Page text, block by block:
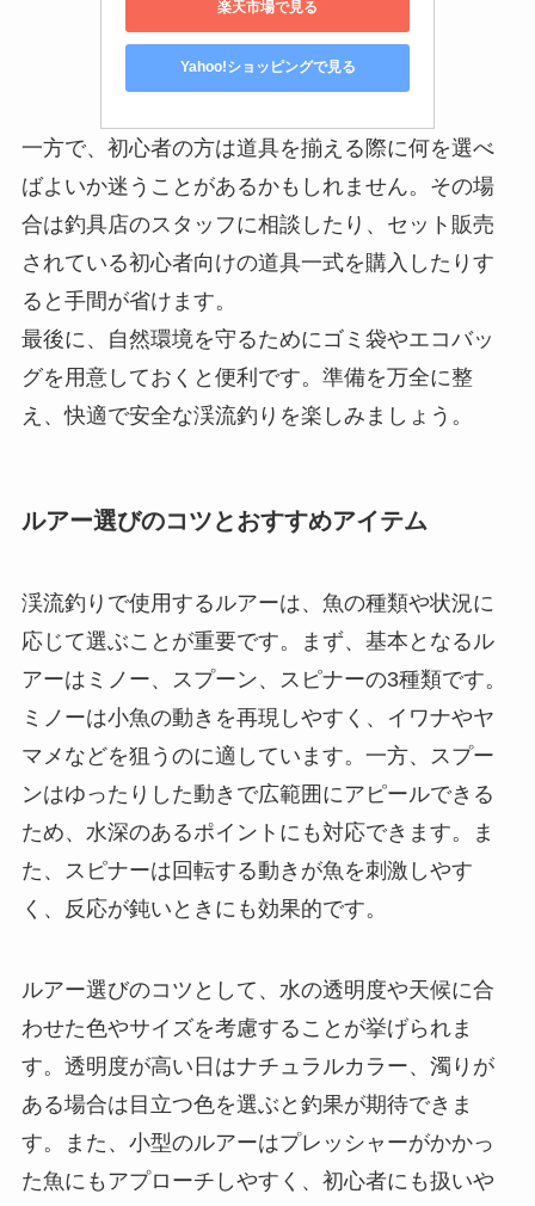
楽天市場で見る
Yahoo!ショッピングで見る
一方で、初心者の方は道具を揃える際に何を選べ
ばよいか迷うことがあるかもしれません。その場
合は釣具店のスタッフに相談したり、セット販売
されている初心者向けの道具一式を購入したりす
ると手間が省けます。
最後に、自然環境を守るためにゴミ袋やエコバッ
グを用意しておくと便利です。準備を万全に整
え、快適で安全な渓流釣りを楽しみましょう。
ルアー選びのコツとおすすめアイテム
渓流釣りで使用するルアーは、魚の種類や状況に
応じて選ぶことが重要です。まず、基本となるル
アーはミノー、スプーン、スピナーの3種類です。
ミノーは小魚の動きを再現しやすく、イワナやヤ
マメなどを狙うのに適しています。一方、スプー
ンはゆったりした動きで広範囲にアピールできる
ため、水深のあるポイントにも対応できます。ま
た、スピナーは回転する動きが魚を刺激しやす
く、反応が鈍いときにも効果的です。
ルアー選びのコツとして、水の透明度や天候に合
わせた色やサイズを考慮することが挙げられま
す。透明度が高い日はナチュラルカラー、濁りが
ある場合は目立つ色を選ぶと釣果が期待できま
す。また、小型のルアーはプレッシャーがかかっ
た魚にもアプローチしやすく、初心者にも扱いや